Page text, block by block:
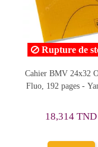
Cahier Piqué Liberta
Friends 24x32, 96 Pages -
12,043 TND
Ajouter au